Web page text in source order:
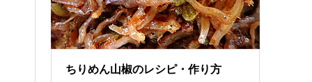
ちりめん山椒のレシピ・作り方